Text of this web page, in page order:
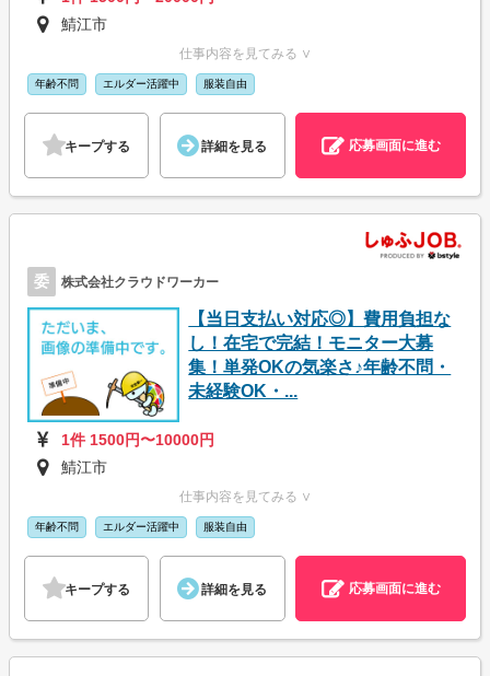
鯖江市
仕事内容を見てみる ∨
年齢不問 エルダー活躍中 服装自由
キープする 詳細を見る 応募画面に進む
委 株式会社クラウドワーカー
【当日支払い対応◎】費用負担な
し！在宅で完結！モニター大募
集！単発OKの気楽さ♪年齢不問・
未経験OK・...
1件 1500円〜10000円
鯖江市
仕事内容を見てみる ∨
年齢不問 エルダー活躍中 服装自由
キープする 詳細を見る 応募画面に進む